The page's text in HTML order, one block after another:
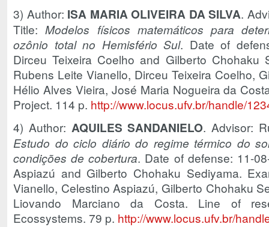
3) Author: ISA MARIA OLIVEIRA DA SILVA.
Title:Modelos físicos matemáticos para
ozônio total no Hemisfério Sul. Date of
Dirceu Teixeira Coelho and Gilberto Chohaku
Rubens Leite Vianello, Dirceu Teixeira Coelho,
Hélio Alves Vieira, José Maria Nogueira da
Project. 114 p. http://www.locus.ufv.br/handle/
4) Author: AQUILES SANDANIELO. Advisor:
Estudo do ciclo diário do regime térmico do
condições de cobertura. Date of defense: 11-
Aspiazú and Gilberto Chohaku Sediyama.
Vianello, Celestino Aspiazú, Gilberto Chohaku
Liovando Marciano da Costa. Line of
Ecossystems. 79 p. http://www.locus.ufv.br/